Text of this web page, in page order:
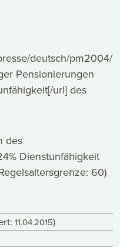
deutsch/pm2004/
Pensionierungen
url] des
des
Dienstunfähigkeit
60)
11.04.2015)